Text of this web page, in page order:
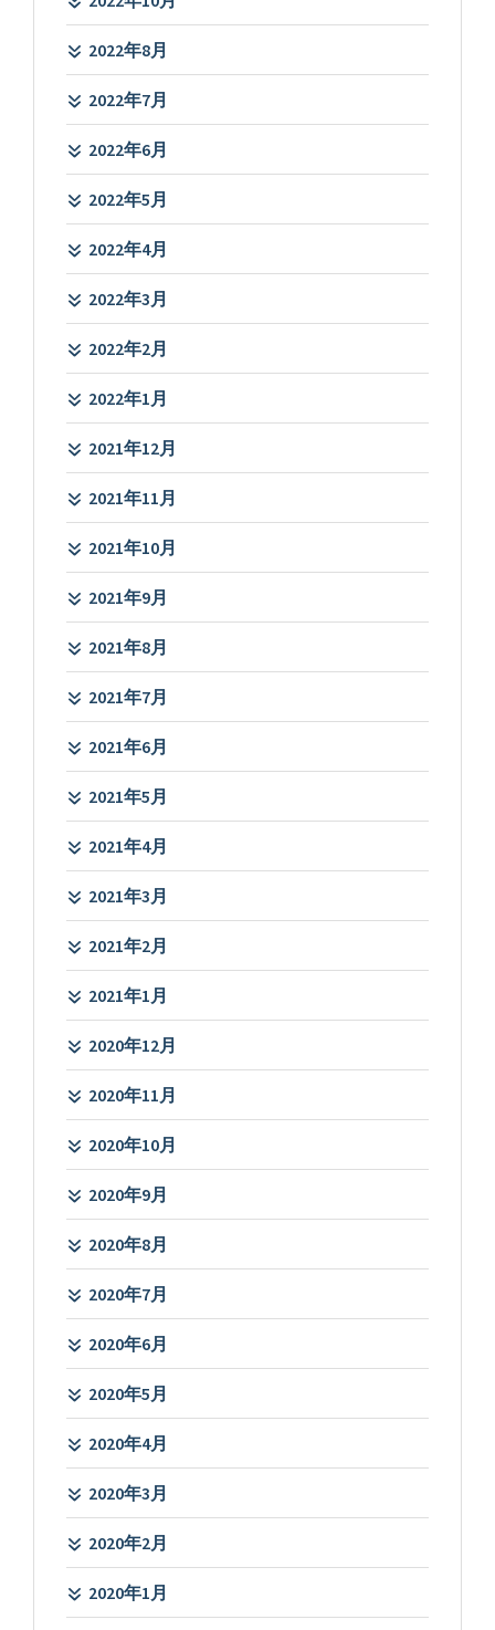
2022年8月
2022年7月
2022年6月
2022年5月
2022年4月
2022年3月
2022年2月
2022年1月
2021年12月
2021年11月
2021年10月
2021年9月
2021年8月
2021年7月
2021年6月
2021年5月
2021年4月
2021年3月
2021年2月
2021年1月
2020年12月
2020年11月
2020年10月
2020年9月
2020年8月
2020年7月
2020年6月
2020年5月
2020年4月
2020年3月
2020年2月
2020年1月